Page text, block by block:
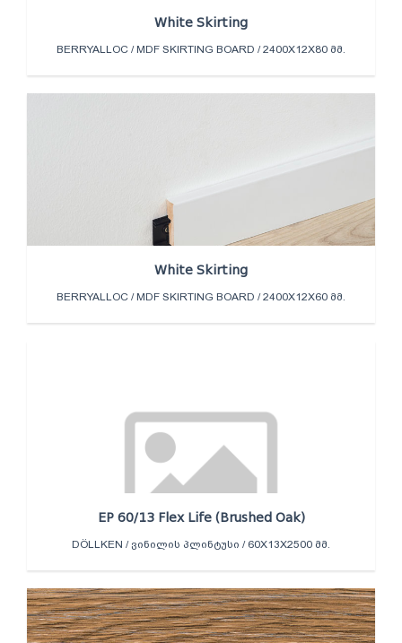
White Skirting
BERRYALLOC / MDF SKIRTING BOARD / 2400X12X80 ᲛᲛ.
White Skirting
BERRYALLOC / MDF SKIRTING BOARD / 2400X12X60 ᲛᲛ.
EP 60/13 Flex Life (Brushed Oak)
DÖLLKEN / ᲕᲘᲜᲘᲚᲘᲡ ᲞᲚᲘᲜᲢᲣᲡᲘ / 60X13X2500 ᲛᲛ.